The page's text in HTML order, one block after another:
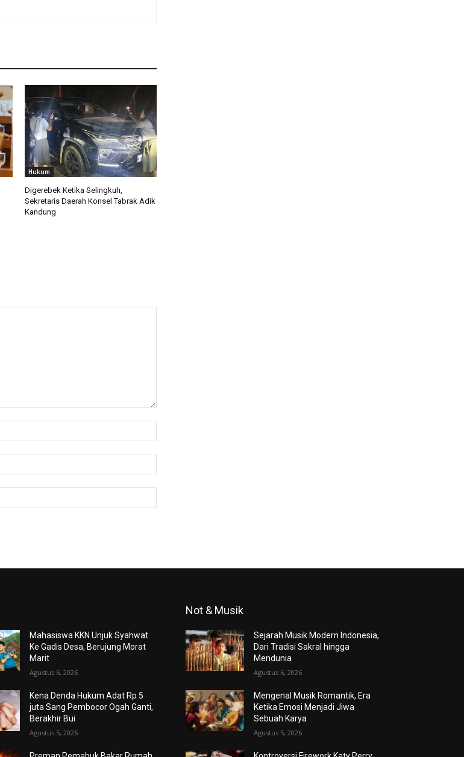
Hukum
Digerebek Ketika Selingkuh,
Sekretaris Daerah Konsel Tabrak Adik
Kandung
Mahasiswa KKN Unjuk Syahwat
Ke Gadis Desa, Berujung Morat
Marit
Agustus 6, 2026
Kena Denda Hukum Adat Rp 5
juta Sang Pembocor Ogah Ganti,
Berakhir Bui
Agustus 5, 2026
Not & Musik
Sejarah Musik Modern Indonesia,
Dari Tradisi Sakral hingga
Mendunia
Agustus 6, 2026
Mengenal Musik Romantik, Era
Ketika Emosi Menjadi Jiwa
Sebuah Karya
Agustus 5, 2026